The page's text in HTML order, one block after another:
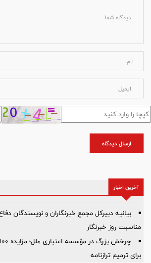
ارسال دیدگاه
آخرین اخبار
بیانیه دبیرکل مجمع خبرنگاران و نویسندگان
مناسبت روز خبرنگار
برای ترمیم ترازنامه